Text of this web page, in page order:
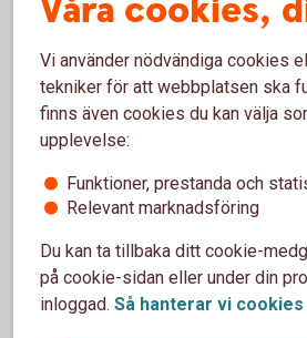
över företagsformen?
Skattereglerna i en enskild firma
mindre företag. Men när
vara aktuellt att se över om en
Exempel på situationer där
vinsterna blir större och mer
verksamheten innebär större
Våra cookies,
Vi använder nödvändiga cookies
tekniker för att webbplatsen ska
finns även cookies du kan välja
upplevelse:
Funktioner, prestanda och
Relevant marknadsföring
Du kan ta tillbaka ditt cookie-
på cookie-sidan eller under din
inloggad. Så hanterar vi cookies